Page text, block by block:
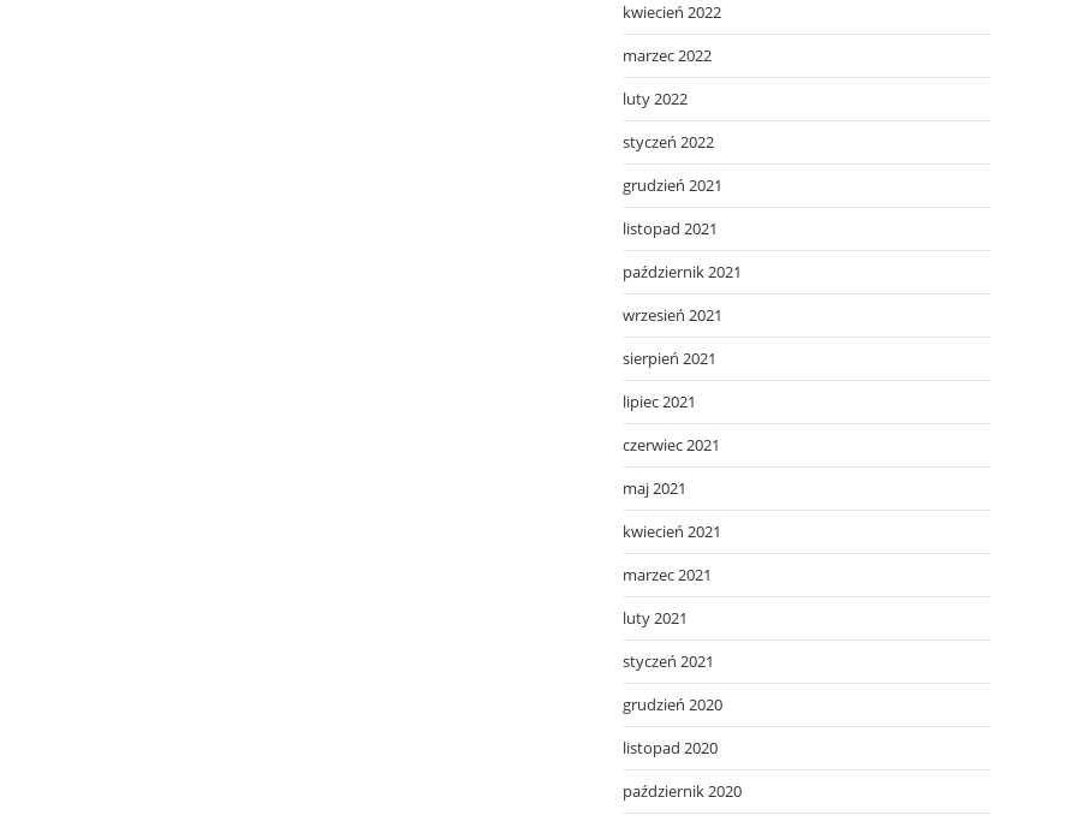
kwiecień 2022
marzec 2022
luty 2022
styczeń 2022
grudzień 2021
listopad 2021
październik 2021
wrzesień 2021
sierpień 2021
lipiec 2021
czerwiec 2021
maj 2021
kwiecień 2021
marzec 2021
luty 2021
styczeń 2021
grudzień 2020
listopad 2020
październik 2020